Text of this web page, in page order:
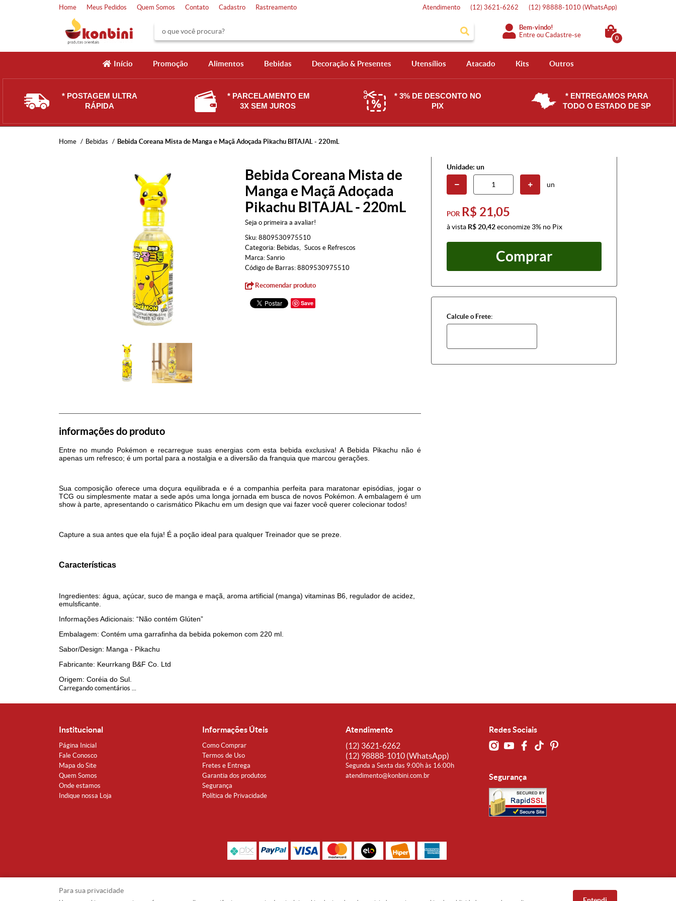
Home Meus Pedidos Quem Somos Contato Cadastro Rastreamento Atendimento (12) 3621-6262 (12) 98888-1010 (WhatsApp)
Bem-vindo!
Entre ouCadastre-se 0
Início Promoção Alimentos Bebidas Decoração & Presentes Utensílios Atacado Kits Outros
* POSTAGEM ULTRA
RÁPIDA
* PARCELAMENTO EM
3X SEM JUROS
* 3% DE DESCONTO NO
PIX
* ENTREGAMOS PARA
TODO O ESTADO DE SP
Home Bebidas Bebida Coreana Mista de Manga e Maçã Adoçada Pikachu BITAJAL - 220mL
Bebida Coreana Mista de
Manga e Maçã Adoçada
Pikachu BITAJAL - 220mL
Seja o primeira a avaliar!
Sku: 8809530975510
Categoria: Bebidas
Sucos e Refrescos
Marca: Sanrio
Código de Barras: 8809530975510
Recomendar produto
Save
Unidade: un
un
POR R$ 21,05
à vista R$ 20,42economize 3% no Pix
Comprar
Calcule o Frete:
informações do produto
Entre no mundo Pokémon e recarregue suas energias com esta bebida exclusiva! A Bebida Pikachu não é
apenas um refresco; é um portal para a nostalgia e a diversão da franquia que marcou gerações.
Sua composição oferece uma doçura equilibrada e é a companhia perfeita para maratonar episódias, jogar o
TCG ou simplesmente matar a sede após uma longa jornada em busca de novos Pokémon. A embalagem é um
show à parte, apresentando o carismático Pikachu em um design que vai fazer você querer colecionar todos!
Capture a sua antes que ela fuja! É a poção ideal para qualquer Treinador que se preze.
Características
Ingredientes: água, açúcar, suco de manga e maçã, aroma artificial (manga) vitaminas B6, regulador de acidez,
emulsficante.
Informações Adicionais: “Não contém Glúten”
Embalagem: Contém uma garrafinha da bebida pokemon com 220 ml.
Sabor/Design: Manga - Pikachu
Fabricante: Keurrkang B&F Co. Ltd
Origem: Coréia do Sul.
Carregando comentários ...
Institucional
Página Inicial
Fale Conosco
Mapa do Site
Quem Somos
Onde estamos
Indique nossa Loja
Informações Úteis
Como Comprar
Termos de Uso
Fretes e Entrega
Garantia dos produtos
Segurança
Política de Privacidade
Atendimento
(12) 3621-6262
(12) 98888-1010 (WhatsApp)
Segunda a Sexta das 9:00h às 16:00h
atendimento@konbini.com.br
Redes Sociais
Segurança
Para sua privacidade